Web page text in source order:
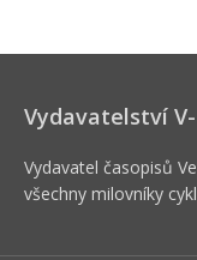
Vydavatelství V-
Vydavatel časopisů
všechny milovníky